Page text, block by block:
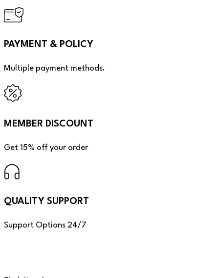
PAYMENT & POLICY
Multiple payment methods.
MEMBER DISCOUNT
Get 15% off your order
QUALITY SUPPORT
Support Options 24/7